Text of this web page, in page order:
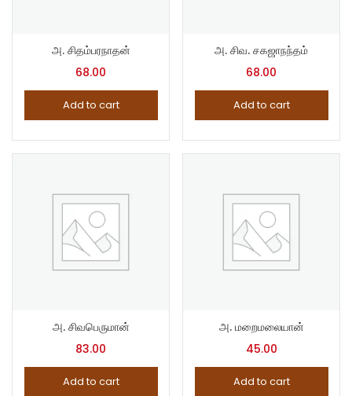
அ. சிதம்பரநாதன்
68.00
Add to cart
அ. சிவ. சகஜாநந்தம்
68.00
Add to cart
அ. சிவபெருமான்
83.00
Add to cart
அ. மறைமலையான்
45.00
Add to cart